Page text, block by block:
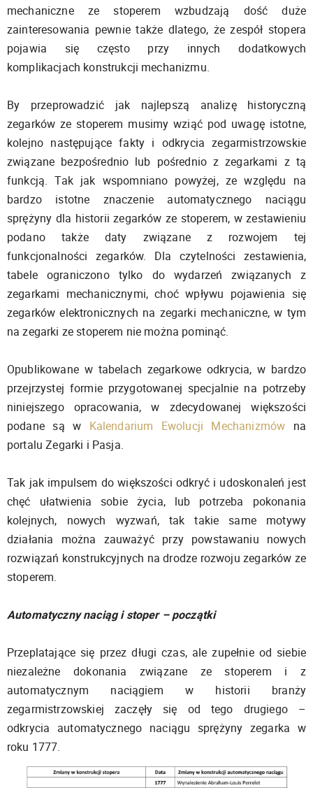
mechaniczne ze stoperem wzbudzają dość duże
zainteresowania pewnie także dlatego, że zespół stopera
pojawia się często przy innych dodatkowych
komplikacjach konstrukcji mechanizmu.
By przeprowadzić jak najlepszą analizę historyczną
zegarków ze stoperem musimy wziąć pod uwagę istotne,
kolejno następujące fakty i odkrycia zegarmistrzowskie
związane bezpośrednio lub pośrednio z zegarkami z tą
funkcją. Tak jak wspomniano powyżej, ze względu na
bardzo istotne znaczenie automatycznego naciągu
sprężyny dla historii zegarków ze stoperem, w zestawieniu
podano także daty związane z rozwojem tej
funkcjonalności zegarków. Dla czytelności zestawienia,
tabele ograniczono tylko do wydarzeń związanych z
zegarkami mechanicznymi, choć wpływu pojawienia się
zegarków elektronicznych na zegarki mechaniczne, w tym
na zegarki ze stoperem nie można pominąć.
Opublikowane w tabelach zegarkowe odkrycia, w bardzo
przejrzystej formie przygotowanej specjalnie na potrzeby
niniejszego opracowania, w zdecydowanej większości
podane są w Kalendarium Ewolucji Mechanizmów na
portalu Zegarki i Pasja.
Tak jak impulsem do większości odkryć i udoskonaleń jest
chęć ułatwienia sobie życia, lub potrzeba pokonania
kolejnych, nowych wyzwań, tak takie same motywy
działania można zauważyć przy powstawaniu nowych
rozwiązań konstrukcyjnych na drodze rozwoju zegarków ze
stoperem.
Automatyczny naciąg i stoper – początki
Przeplatające się przez długi czas, ale zupełnie od siebie
niezależne dokonania związane ze stoperem i z
automatycznym naciągiem w historii branży
zegarmistrzowskiej zaczęły się od tego drugiego –
odkrycia automatycznego naciągu sprężyny zegarka w
roku 1777.